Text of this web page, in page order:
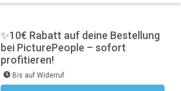
✨10€ Rabatt auf deine Bestellung
bei PicturePeople – sofort
profitieren!
Bis auf Widerruf